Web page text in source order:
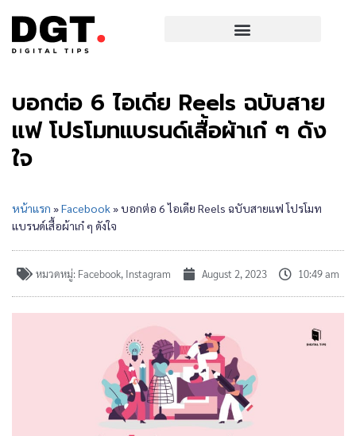
บอกต่อ 6 ไอเดีย Reels ฉบับสาย
แฟ โปรโมทแบรนด์เสื้อผ้าเก๋ ๆ ดัง
ใจ
หน้าแรก »Facebook»บอกต่อ 6 ไอเดีย Reels ฉบับสายแฟ โปรโมท
แบรนด์เสื้อผ้าเก๋ ๆ ดังใจ
หมวดหมู่: Facebook, Instagram August 2, 2023 10:49 am